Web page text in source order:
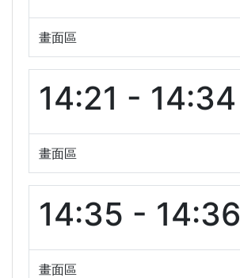
畫面區
14:21 - 14:34
畫面區
14:35 - 14:36
畫面區